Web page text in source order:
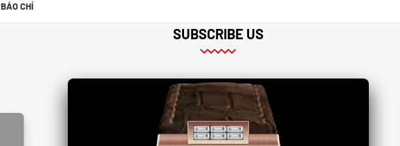
BÁO CHÍ
SUBSCRIBE US